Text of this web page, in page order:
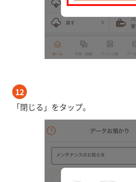
12
「閉じる」をタップ。